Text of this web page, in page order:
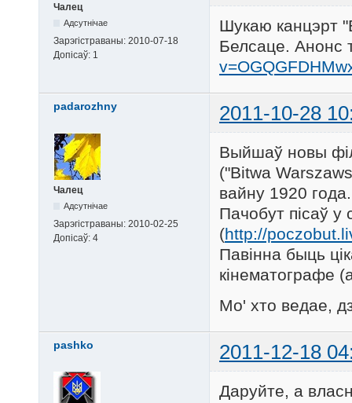
Чалец
Адсутнічае
Зарэгістраваны: 2010-07-18
Допісаў: 1
Шукаю канцэрт
Белсаце. Анонс
padarozhny 2011-10-28
Чалец
Адсутнічае
Зарэгістраваны: 2010-02-25
Допісаў: 4
Выйшаў новы
("Bitwa
вайну 1920 года.
Пачобут пісаў
(http://
Павінна быць
кінематографе
Мо' хто ведае,
pashko 2011-12-18
Даруйте, а